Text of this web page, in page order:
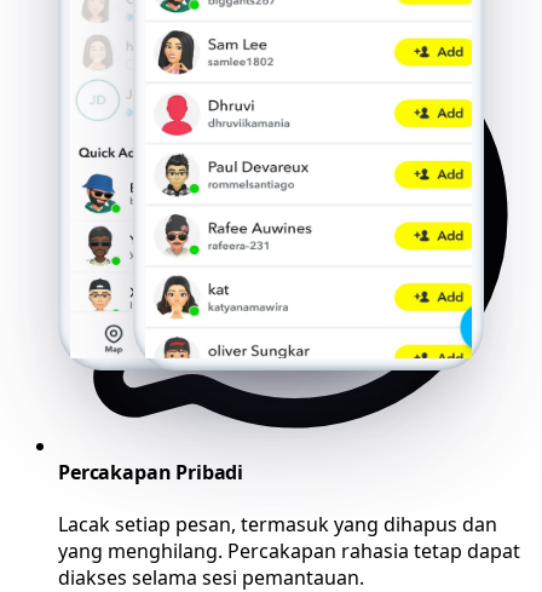
Percakapan Pribadi
Lacak setiap pesan, termasuk yang dihapus dan
yang menghilang. Percakapan rahasia tetap dapat
diakses selama sesi pemantauan.